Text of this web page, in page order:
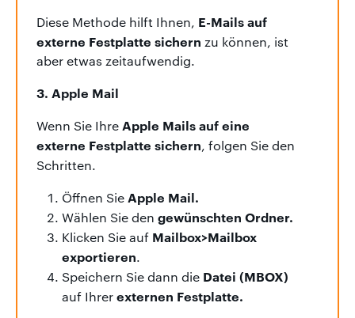
Diese Methode hilft Ihnen, E-Mails auf
externe Festplatte sichern zu können, ist
aber etwas zeitaufwendig.
3. Apple Mail
Wenn Sie Ihre Apple Mails auf eine
externe Festplatte sichern, folgen Sie den
Schritten.
Öffnen Sie Apple Mail.
Wählen Sie den gewünschten Ordner.
Klicken Sie auf Mailbox>Mailbox
exportieren.
Speichern Sie dann die Datei (MBOX)
auf Ihrerexternen Festplatte.